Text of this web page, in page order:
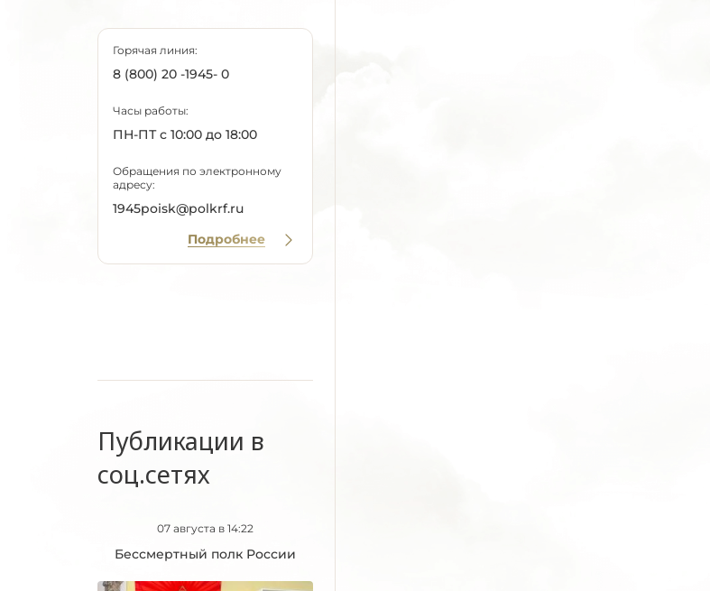
Горячая линия:
8 (800) 20 -1945- 0
Часы работы:
ПН-ПТ с 10:00 до 18:00
Обращения по электронному
адресу:
1945poisk@polkrf.ru
Подробнее
Публикации в
соц.сетях
07 августа в 14:22
Бессмертный полк России